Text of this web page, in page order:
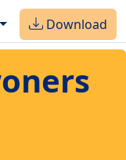
Download